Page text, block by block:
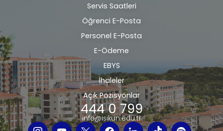
Servis Saatleri
Öğrenci E-Posta
Personel E-Posta
E-Ödeme
EBYS
İhaleler
Açık Pozisyonlar
444 0 799
info@isikun.edu.tr